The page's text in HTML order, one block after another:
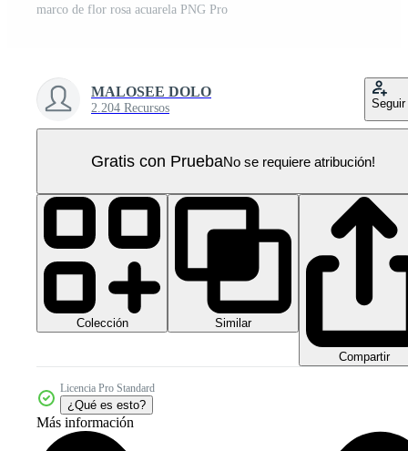
marco de flor rosa acuarela PNG Pro
MALOSEE DOLO
2.204 Recursos Seguir
Gratis con PruebaNo se requiere atribución!
Colección Similar
Compartir
Licencia Pro Standard
¿Qué es esto?
Más información